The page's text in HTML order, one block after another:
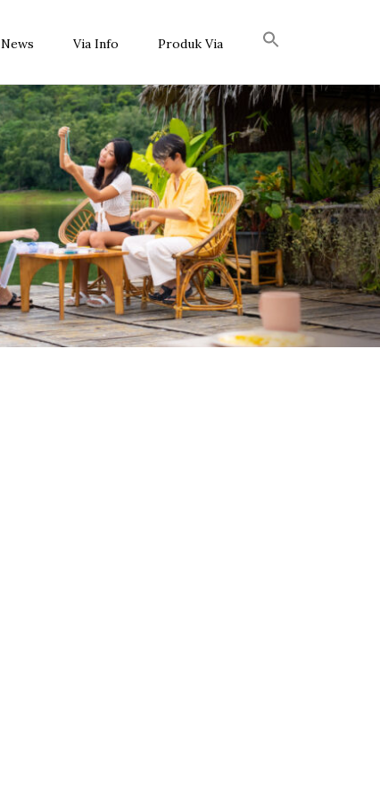
News Via Info Produk Via